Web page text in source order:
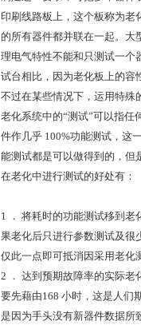
印刷线路板上，这个板称为老
的所有器件都并联在一起。大
理电气特性不能和只测试一个
试台相比，因为老化板上的容
不过在某些情况下，运用特殊
老化系统中的“测试”可以指任
件作几乎 100%功能测试，这
能测试都是可以做得到的，但
在老化中进行测试的好处有：
1 ． 将耗时的功能测试移到
果老化后只进行参数测试及很
仅此一点即可抵消因采用老化
2 ． 达到预期故障率的实际老
要先藉由168 小时，这是人们
是因为手头没有新器件数据所